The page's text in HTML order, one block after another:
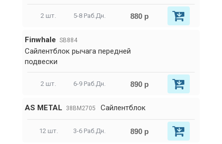
2 шт. 5-8 Раб.Дн. 880 р
Finwhale SB884
Сайлентблок рычага передней
подвески
2 шт. 6-9 Раб.Дн. 890 р
AS METAL 38BM2705 Сайлентблок
12 шт. 3-6 Раб.Дн. 890 р